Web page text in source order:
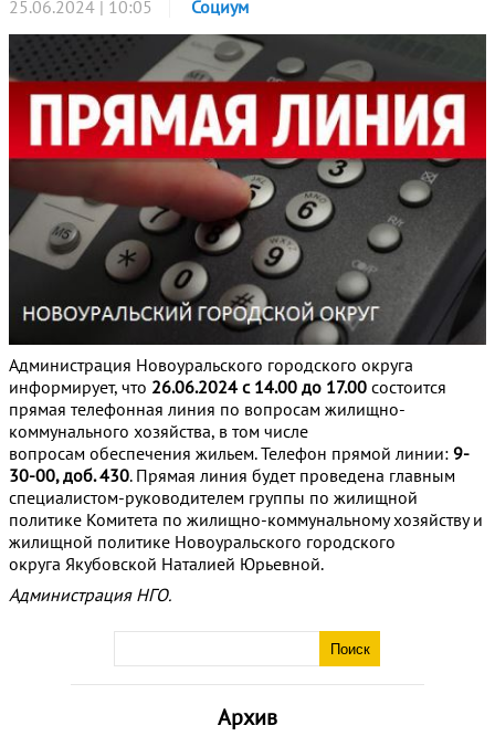
Архив
25.06.2024 | 10:05 Социум
Администрация Новоуральского городского округа
информирует, что 26.06.2024 с 14.00 до 17.00 состоится
прямая телефонная линия по вопросам жилищно-
коммунального хозяйства, в том числе
вопросам обеспечения жильем. Телефон прямой линии: 9-
30-00, доб. 430. Прямая линия будет проведена главным
специалистом-руководителем группы по жилищной
политике Комитета по жилищно-коммунальному хозяйству и
жилищной политике Новоуральского городского
округа Якубовской Наталией Юрьевной.
Администрация НГО.